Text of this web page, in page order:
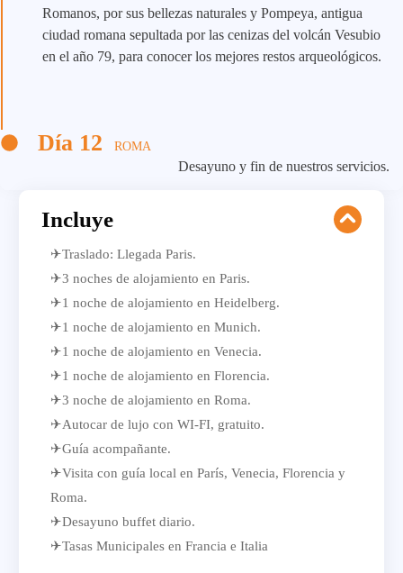
Romanos, por sus bellezas naturales y Pompeya, antigua
ciudad romana sepultada por las cenizas del volcán Vesubio
en el año 79, para conocer los mejores restos arqueológicos.
Día 12 ROMA
Desayuno y fin de nuestros servicios.
Incluye
✈Traslado: Llegada Paris.
✈3 noches de alojamiento en Paris.
✈1 noche de alojamiento en Heidelberg.
✈1 noche de alojamiento en Munich.
✈1 noche de alojamiento en Venecia.
✈1 noche de alojamiento en Florencia.
✈3 noche de alojamiento en Roma.
✈Autocar de lujo con WI-FI, gratuito.
✈Guía acompañante.
✈Visita con guía local en París, Venecia, Florencia y
Roma.
✈Desayuno buffet diario.
✈Tasas Municipales en Francia e Italia